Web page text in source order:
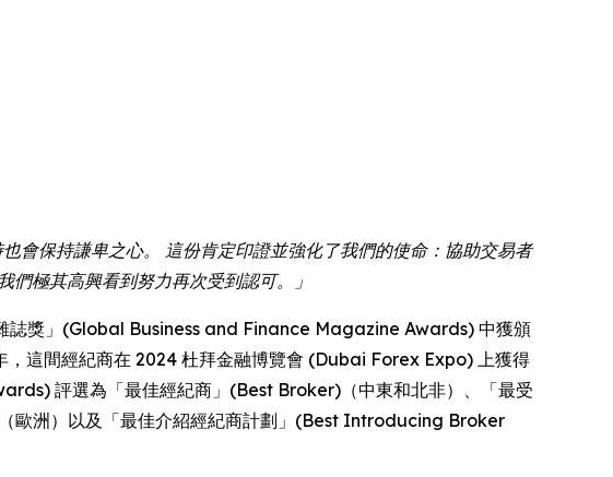
會保持謙卑之心。 這份肯定印證並強化了我們的使命：協助交易者
極其高興看到努力再次受到認可。」
誌獎」(Global Business and Finance Magazine Awards) 中獲頒
這間經紀商在 2024 杜拜金融博覽會 (Dubai Forex Expo) 上獲得
評選為「最佳經紀商」(Best Broker)（中東和北非）、「最受
歐洲）以及「最佳介紹經紀商計劃」(Best Introducing Broker